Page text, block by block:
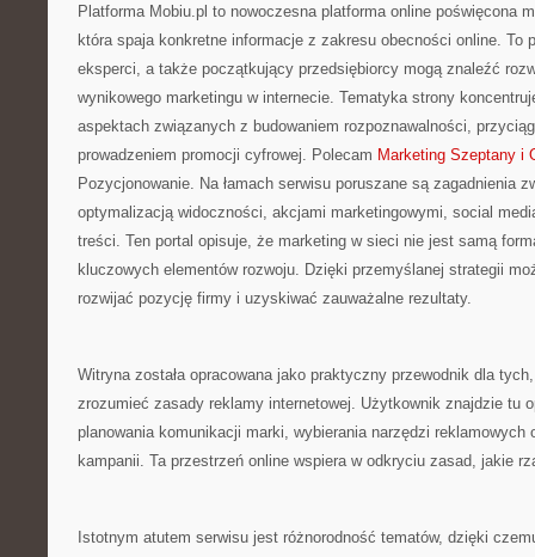
Platforma Mobiu.pl to nowoczesna platforma online poświęcona
która spaja konkretne informacje z zakresu obecności online. To
eksperci, a także początkujący przedsiębiorcy mogą znaleźć
wynikowego marketingu w internecie. Tematyka strony
aspektach związanych z budowaniem rozpoznawalności,
prowadzeniem promocji cyfrowej. Polecam Marketing Szeptany i
Pozycjonowanie. Na łamach serwisu poruszane są zagadnienia
optymalizacją widoczności, akcjami marketingowymi, social
treści. Ten portal opisuje, że marketing w sieci nie jest samą
kluczowych elementów rozwoju. Dzięki przemyślanej strategii
rozwijać pozycję firmy i uzyskiwać zauważalne rezultaty.
Witryna została opracowana jako praktyczny przewodnik dla
zrozumieć zasady reklamy internetowej. Użytkownik znajdzie tu
planowania komunikacji marki, wybierania narzędzi reklamowych
kampanii. Ta przestrzeń online wspiera w odkryciu zasad, jakie
Istotnym atutem serwisu jest różnorodność tematów, dzięki